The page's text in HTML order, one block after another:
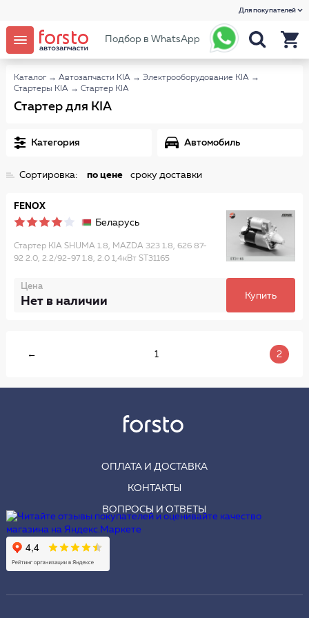
Для покупателей
Подбор в WhatsApp
Каталог → Автозапчасти KIA → Электрооборудование KIA →
Стартеры KIA → Стартер KIA
Стартер для KIA
Категория Автомобиль
Сортировка: по цене сроку доставки
FENOX
Беларусь
Стартер KIA SHUMA 1.8, MAZDA 323 1.8, 626 87-
92 2.0, 2.2/92-97 1.8, 2.0 1,4кВт ST31165
Цена
Нет в наличии Купить
← 1 2
ОПЛАТА И ДОСТАВКА
КОНТАКТЫ
ВОПРОСЫ И ОТВЕТЫ